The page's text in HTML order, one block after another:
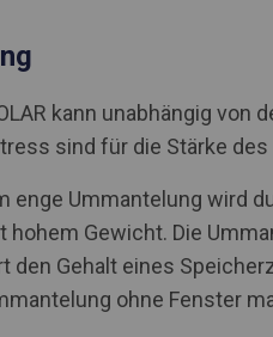
kann unabhängig
sind für die Stärke
enge Ummantelung wird
hohem Gewicht. Die
den Gehalt eines
ohne Fenster